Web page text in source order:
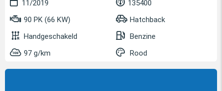
11/2019
135400
90 PK (66 KW)
Hatchback
Handgeschakeld
Benzine
97 g/km
Rood